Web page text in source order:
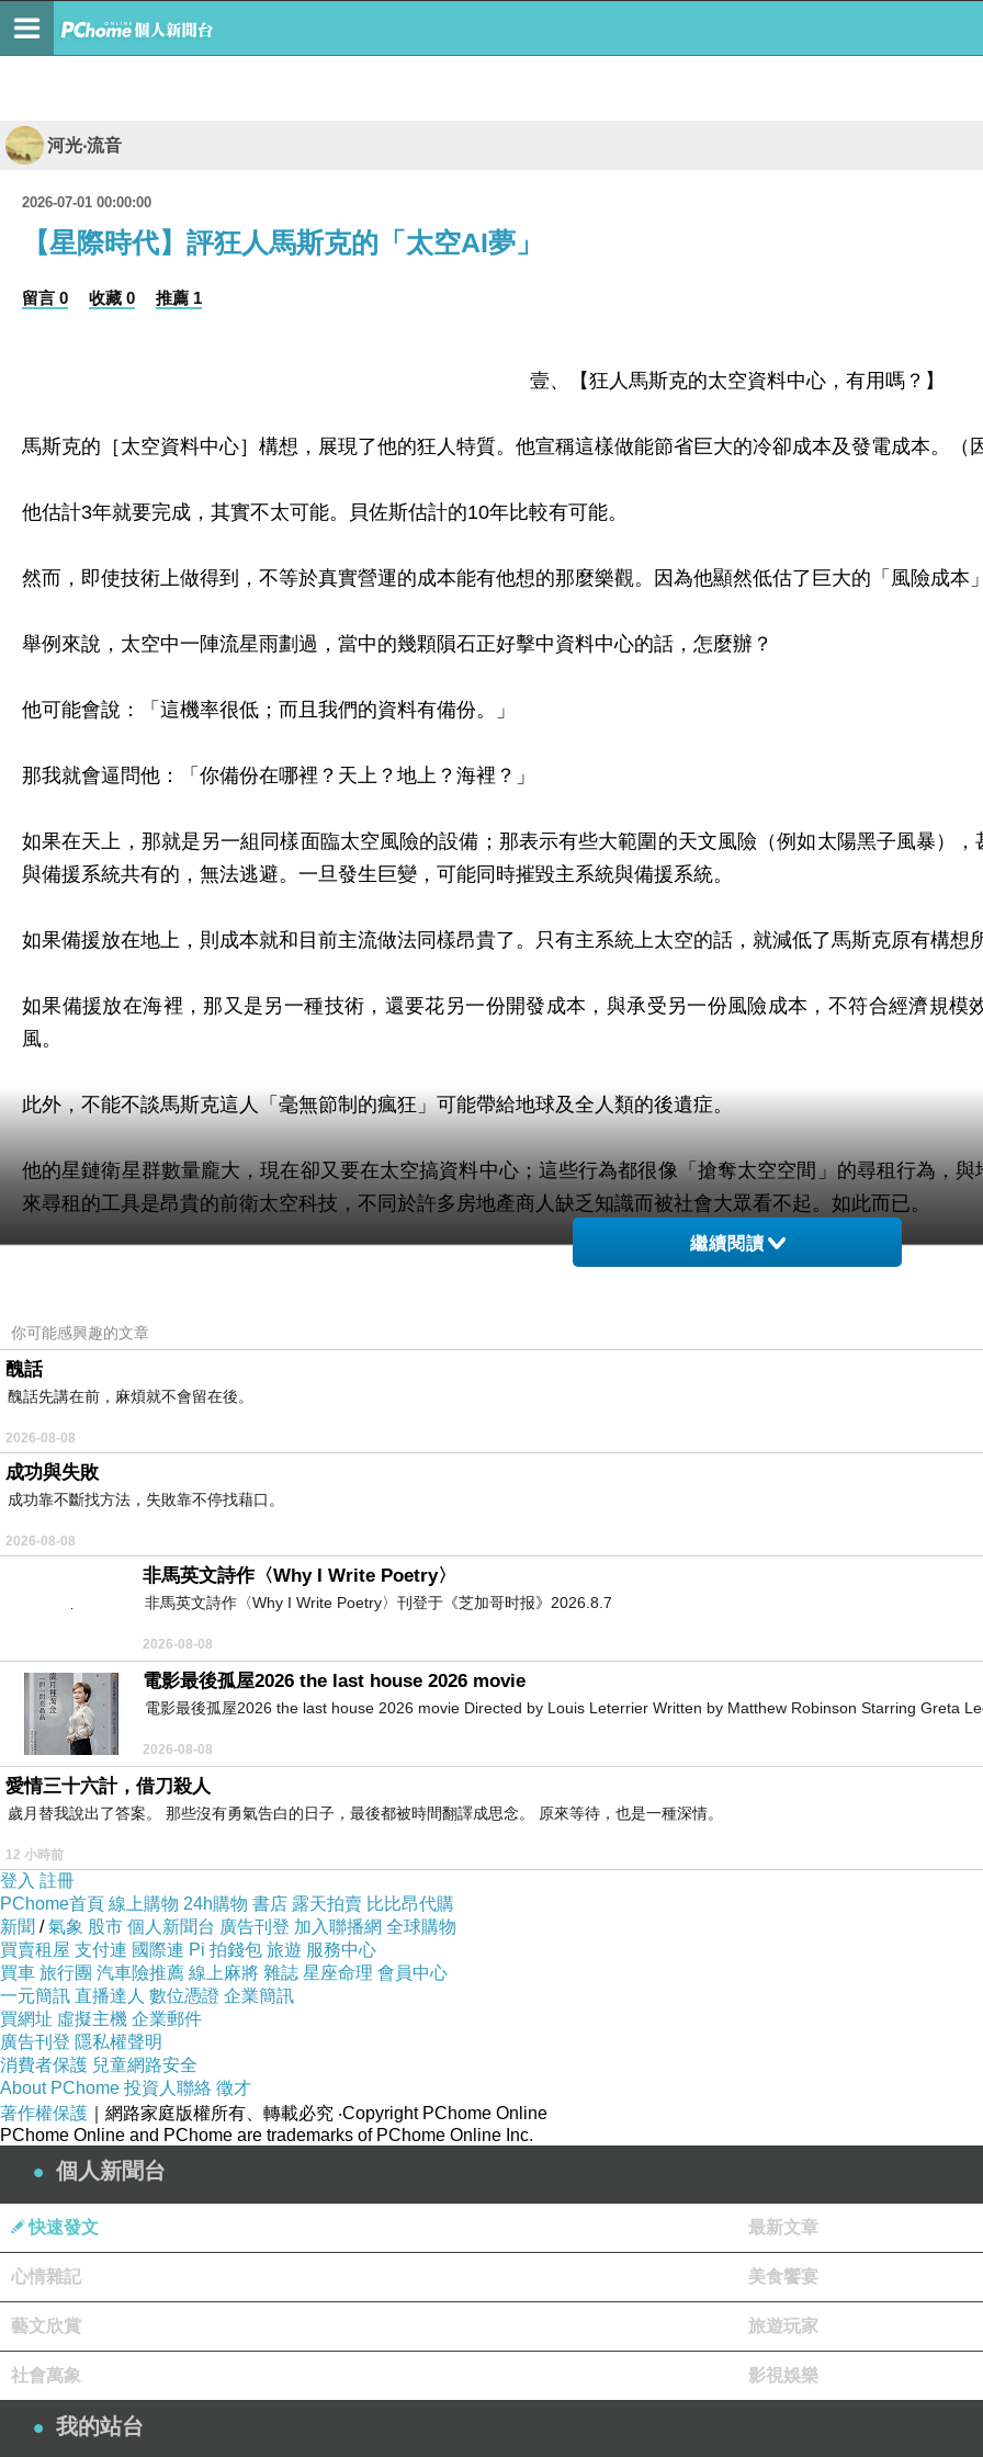
河光‧流音
2026-07-01 00:00:00
【星際時代】評狂人馬斯克的「太空AI夢」
留言 0 收藏 0 推薦 1
壹、【狂人馬斯克的太空資料中心，有用嗎？】
馬斯克的［太空資料中心］構想，展現了他的狂人特質。他宣稱這樣做能節省巨大的冷卻成本及發電成本。（
他估計3年就要完成，其實不太可能。貝佐斯估計的10年比較有可能。
然而，即使技術上做得到，不等於真實營運的成本能有他想的那麼樂觀。因為他顯然低估了巨大的「風險成本」
舉例來說，太空中一陣流星雨劃過，當中的幾顆隕石正好擊中資料中心的話，怎麼辦？
他可能會說：「這機率很低；而且我們的資料有備份。」
那我就會逼問他：「你備份在哪裡？天上？地上？海裡？」
如果在天上，那就是另一組同樣面臨太空風險的設備；那表示有些大範圍的天文風險（例如太陽黑子風暴）
與備援系統共有的，無法逃避。一旦發生巨變，可能同時摧毀主系統與備援系統。
如果備援放在地上，則成本就和目前主流做法同樣昂貴了。只有主系統上太空的話，就減低了馬斯克原有構想
如果備援放在海裡，那又是另一種技術，還要花另一份開發成本，與承受另一份風險成本，不符合經濟規
風。
此外，不能不談馬斯克這人「毫無節制的瘋狂」可能帶給地球及全人類的後遺症。
他的星鏈衛星群數量龐大，現在卻又要在太空搞資料中心；這些行為都很像「搶奪太空空間」的尋租行為，
來尋租的工具是昂貴的前衛太空科技，不同於許多房地產商人缺乏知識而被社會大眾看不起。如此而已。
由於地球資源是有限的，低軌太空的空間也是有限的；馬斯克公司發展越大，就會越佔用有限的珍貴資源及空
這就變成一種到處搶佔土地的類似殖民帝國的擴張主義，從千百年的文明史來看，馬斯克今日的做法，未必對
2026-04-24 FB
馬斯克不久前才對台海局勢進行了不恰當的發言，激怒台灣社會；近日又宣稱中國因為太陽能等電力基礎設
而AGI( 通用人工智慧)會帶來人類社會的徹底改變，未來人類會面臨3-7年的撕裂震盪期，帶領工作先全面消失
他還用科幻小說式的眼光預言矽基生命無法自主進化，地球將有多個AI意識霸權，受到光速制約。人類文明
未來10年內大幅改寫，而得以快速延長壽命。
筆者還沒完整看他的「預言」，但要提醒所有網友：
他有狂人的野心及冒險精神、科技創業家的科幻想像力，但沒有先知的遠見及智慧。可以參考他的論點，但應
從他擔任川普政府效率部主導者的經歷來觀察此人，並且從他和變性兒子的關係來看他，就可發現這人的思維
很多事情與人性層面，他看不清楚；所以決策雖有魄力卻很粗糙，製造問題的速度比解決問題的速度更快。
這種人搞「科技創業」很適合，但若要當官、當預言家或評論家，則無法勝任。
科技觀察畢竟是他的能力，所以有一定的參考價值，但他絕不是鐵口直斷的預言大師，顯然會遺漏許多思考變項
筆者建議網友要培養自己的觀察力、判斷力、與預言能力；而不要只是聽從某些名人的意見，卻誤以為是真理。
2026-02-13 FB
後記：
繼續閱讀
你可能感興趣的文章
醜話
醜話先講在前，麻煩就不會留在後。
2026-08-08
成功與失敗
成功靠不斷找方法，失敗靠不停找藉口。
2026-08-08
非馬英文詩作〈Why I Write Poetry〉
非馬英文詩作〈Why I Write Poetry〉刊登于《芝加哥时报》2026.8.7
2026-08-08
電影最後孤屋2026 the last house 2026 movie
電影最後孤屋2026 the last house 2026 movie Directed by Louis Leterrier Written by Matthew Robinson Starring Greta
2026-08-08
愛情三十六計，借刀殺人
歲月替我說出了答案。 那些沒有勇氣告白的日子，最後都被時間翻譯成思念。 原來等待，也是一種深情。
12 小時前
登入 註冊
PChome首頁 線上購物 24h購物 書店 露天拍賣 比比昂代購
新聞 /氣象 股市 個人新聞台 廣告刊登 加入聯播網 全球購物
買賣租屋 支付連 國際連 Pi 拍錢包 旅遊 服務中心
買車 旅行團 汽車險推薦 線上麻將 雜誌 星座命理 會員中心
一元簡訊 直播達人 數位憑證 企業簡訊
買網址 虛擬主機 企業郵件
廣告刊登 隱私權聲明
消費者保護 兒童網路安全
About PChome 投資人聯絡 徵才
著作權保護 ｜網路家庭版權所有、轉載必究 ‧Copyright PChome Online
PChome Online and PChome are trademarks of PChome Online Inc.
個人新聞台
快速發文 最新文章
心情雜記 美食饗宴
藝文欣賞 旅遊玩家
社會萬象 影視娛樂
我的站台